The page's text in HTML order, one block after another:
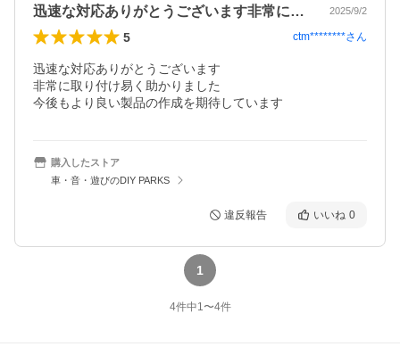
迅速な対応ありがとうございます非常に取… 2025/9/2
5 ctm********さん
迅速な対応ありがとうございます
非常に取り付け易く助かりました
今後もより良い製品の作成を期待しています
購入したストア
車・音・遊びのDIY PARKS
違反報告 いいね 0
1
4件中1〜4件